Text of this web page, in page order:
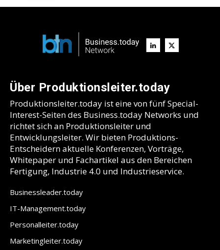
Über Produktionsleiter.today
Produktionsleiter.today ist eine von fünf Special-
Interest-Seiten des Business.today Networks und
richtet sich an Produktionsleiter und
Entwicklungsleiter. Wir bieten Produktions-
Entscheidern aktuelle Konferenzen, Vorträge,
Whitepaper und Fachartikel aus den Bereichen
Fertigung, Industrie 4.0 und Industrieservice.
Businessleader.today
IT-Management.today
Personalleiter.today
Marketingleiter.today